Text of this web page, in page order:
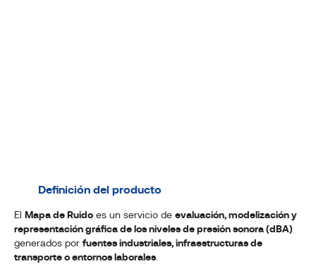
Definición del producto
El Mapa de Ruido es un servicio de evaluación, modelización y
representación gráfica de los niveles de presión sonora (dBA)
generados por fuentes industriales, infraestructuras de
transporte o entornos laborales.